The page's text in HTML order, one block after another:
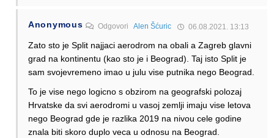
Anonymous OdgovoriAlen Šćuric 06.08.2021. 13:13
Zato sto je Split najjaci aerodrom na obali a Zagreb glavni
grad na kontinentu (kao sto je i Beograd). Taj isto Split je
sam svojevremeno imao u julu vise putnika nego Beograd.
To je vise nego logicno s obzirom na geografski polozaj
Hrvatske da svi aerodromi u vasoj zemlji imaju vise letova
nego Beograd gde je razlika 2019 na nivou cele godine
znala biti skoro duplo veca u odnosu na Beograd.